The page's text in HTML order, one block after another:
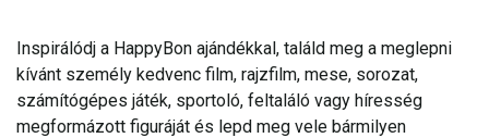
Inspirálódj a HappyBon ajándékkal, találd meg a meglepni
kívánt személy kedvenc film, rajzfilm, mese, sorozat,
számítógépes játék, sportoló, feltaláló vagy híresség
megformázott figuráját és lepd meg vele bármilyen